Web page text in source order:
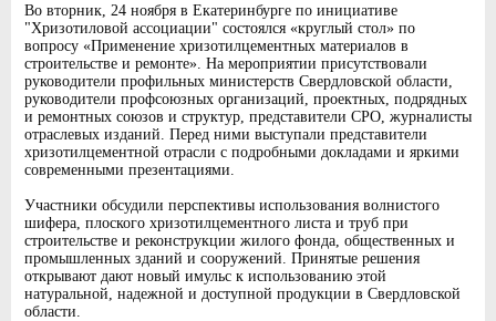
Во вторник, 24 ноября в Екатеринбурге по инициативе
"Хризотиловой ассоциации" состоялся «круглый стол» по
вопросу «Применение хризотилцементных материалов в
строительстве и ремонте». На мероприятии присутствовали
руководители профильных министерств Свердловской области,
руководители профсоюзных организаций, проектных, подрядных
и ремонтных союзов и структур, представители СРО, журналисты
отраслевых изданий. Перед ними выступали представители
хризотилцементной отрасли с подробными докладами и яркими
современными презентациями.
Участники обсудили перспективы использования волнистого
шифера, плоского хризотилцементного листа и труб при
строительстве и реконструкции жилого фонда, общественных и
промышленных зданий и сооружений. Принятые решения
открывают дают новый имульс к использованию этой
натуральной, надежной и доступной продукции в Свердловской
области.